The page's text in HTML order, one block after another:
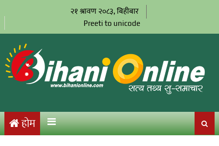
२१ श्रावण २०८३, बिहीबार
Preeti to unicode
होम